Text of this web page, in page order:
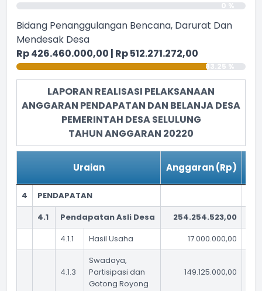
0 %
Bidang Penanggulangan Bencana, Darurat Dan
Mendesak Desa
Rp 426.460.000,00 | Rp 512.271.272,00
83.25 %
LAPORAN REALISASI PELAKSANAAN
ANGGARAN PENDAPATAN DAN BELANJA DESA
PEMERINTAH DESA SELULUNG
TAHUN ANGGARAN 20220
Uraian Anggaran (Rp)
4
PENDAPATAN
4.1
Pendapatan Asli Desa 254.254.523,00
4.1.1
Hasil Usaha 17.000.000,00
4.1.3
Swadaya,
Partisipasi dan
Gotong Royong
149.125.000,00